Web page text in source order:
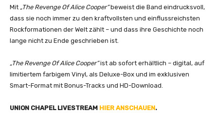
Mit „The Revenge Of Alice Cooper“beweist die Band eindrucksvoll,
dass sie noch immer zu den kraftvollsten und einflussreichsten
Rockformationen der Welt zählt – und dass ihre Geschichte noch
lange nicht zu Ende geschrieben ist.
„The Revenge Of Alice Cooper“ist ab sofort erhältlich – digital, auf
limitiertem farbigem Vinyl, als Deluxe-Box und im exklusiven
Smart-Format mit Bonus-Tracks und HD-Download.
UNION CHAPEL LIVESTREAM HIER ANSCHAUEN.